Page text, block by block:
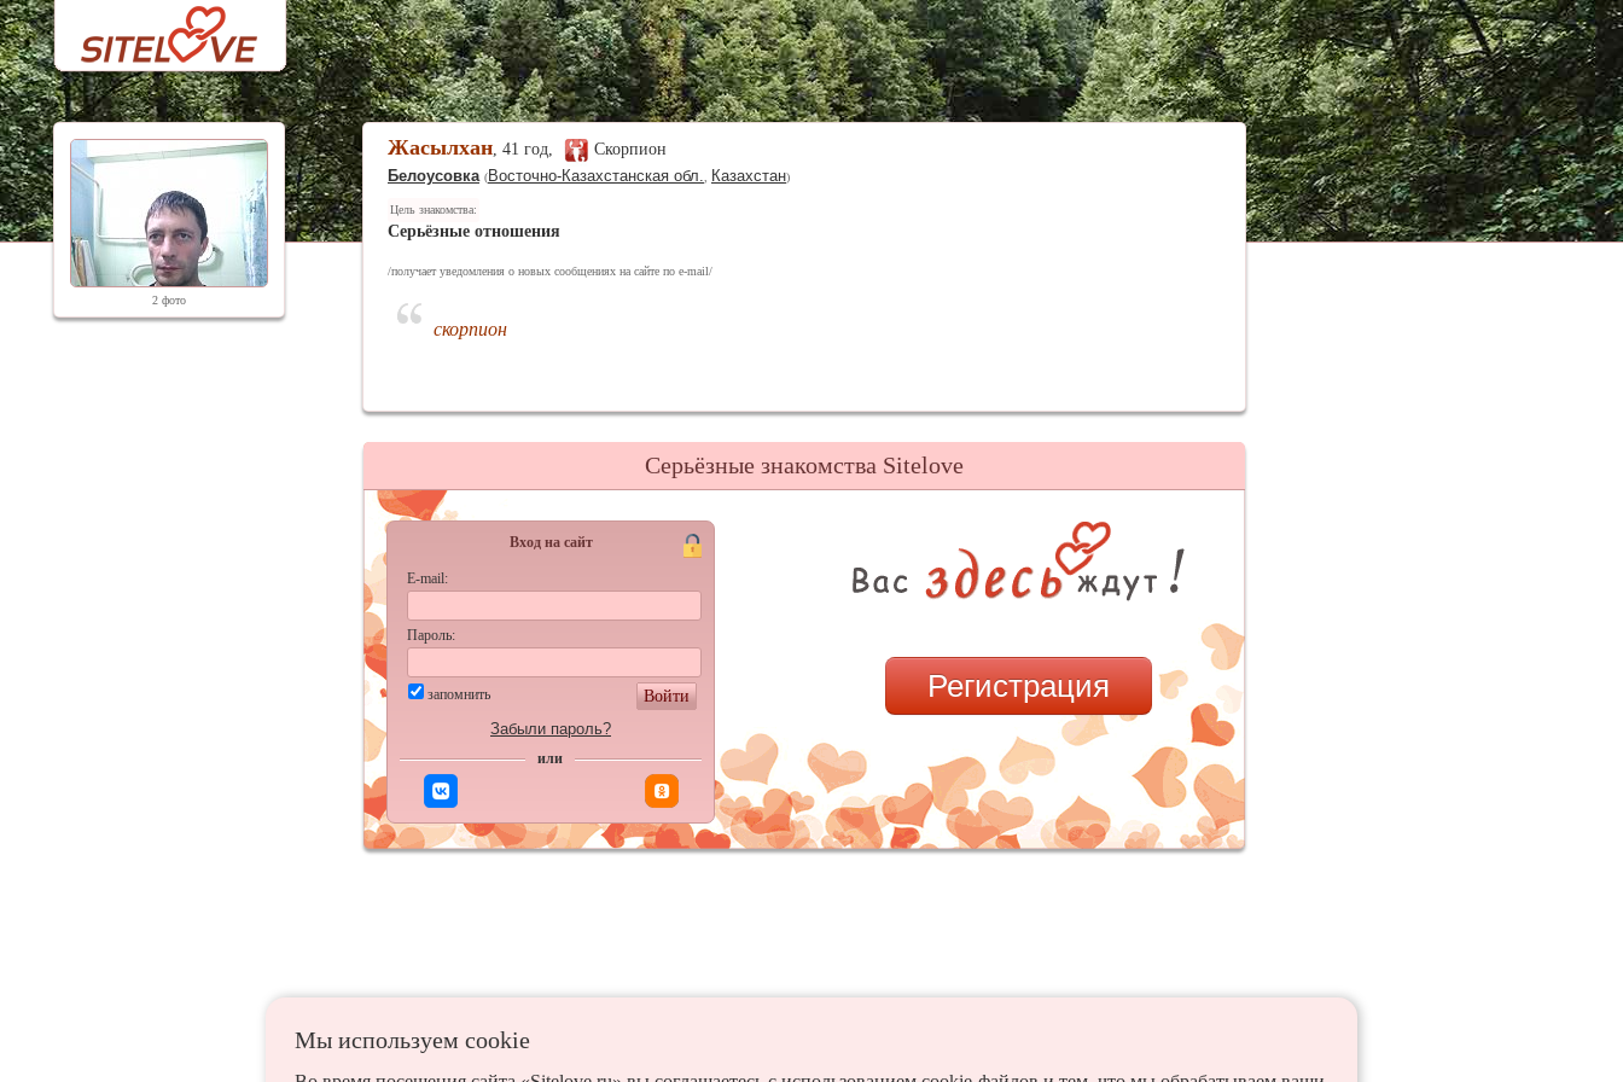
2 фото
Жасылхан, 41 год,
Скорпион
Белоусовка (Восточно-Казахстанская обл. Казахстан)
Цель знакомства:
Серьёзные отношения
/получает уведомления о новых сообщениях на сайте по e-mail/
скорпион
Мы используем сookie
Серьёзные знакомства Sitelove
Вход на сайт
E-mail:
Пароль:
запомнить
Войти
Забыли пароль?
или
Регистрация